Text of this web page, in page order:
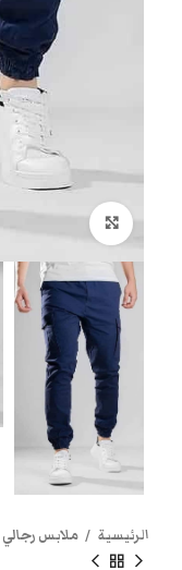
الرئيسية ملابس رجالي